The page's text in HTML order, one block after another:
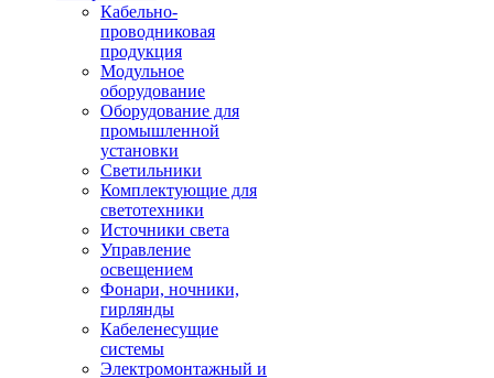
Кабельно-
проводниковая
продукция
Модульное
оборудование
Оборудование для
промышленной
установки
Светильники
Комплектующие для
светотехники
Источники света
Управление
освещением
Фонари, ночники,
гирлянды
Кабеленесущие
системы
Электромонтажный и